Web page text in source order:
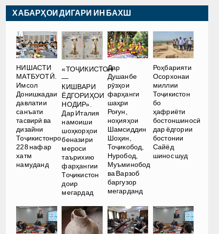
ХАБАРҲОИ ДИГАРИ ИН БАХШ
НИШАСТИ
МАТБУОТӢ.
Имсол
Донишкадаи
давлатии
санъати
тасвирӣ ва
дизайни
Тоҷикистонро
228 нафар
хатм
намуданд
«ТОҶИКИСТОН
—
КИШВАРИ
ЁДГОРИҲОИ
НОДИР».
Дар Италия
намоиши
шоҳкорҳои
беназири
мероси
таърихию
фарҳангии
Тоҷикистон
доир
мегардад
Дар
Душанбе
рӯзҳои
фарҳанги
шаҳри
Роғун,
ноҳияҳои
Шамсиддин
Шоҳин,
Тоҷикобод,
Нуробод,
Муъминобод
ва Варзоб
баргузор
мегарданд
Роҳбарияти
Осорхонаи
миллии
Тоҷикистон
бо
ҳафриёти
бостоншиносӣ
дар ёдгории
бостонии
Сайёд
шинос шуд